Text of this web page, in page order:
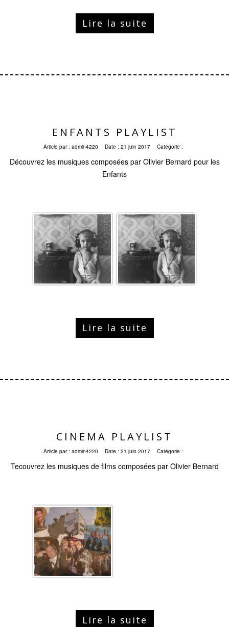
Lire la suite
ENFANTS PLAYLIST
Article par : admin4220 Date : 21 juin 2017 Catégorie :
Découvrez les musiques composées par Olivier Bernard pour les
Enfants
Lire la suite
CINEMA PLAYLIST
Article par : admin4220 Date : 21 juin 2017 Catégorie :
Tecouvrez les musiques de films composées par Olivier Bernard
Lire la suite